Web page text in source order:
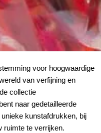
voor hoogwaardige
van verfijning en
collectie
naar gedetailleerde
kunstafdrukken, bij
ruimte te verrijken.